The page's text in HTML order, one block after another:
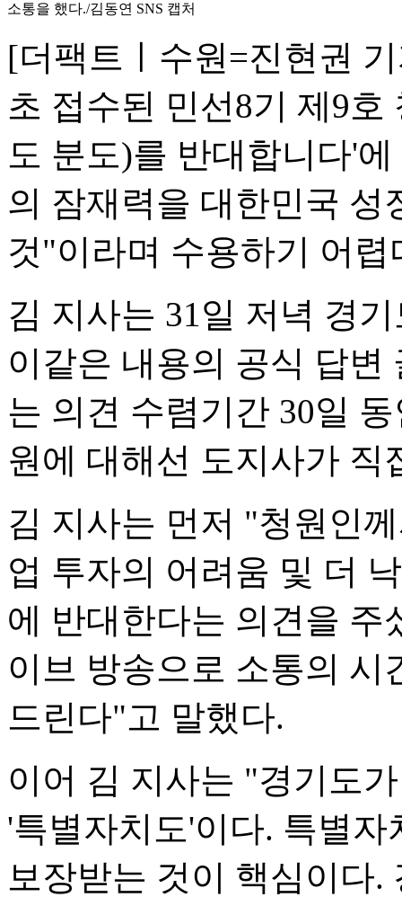
소통을 했다./김동연 SNS 캡처
[더팩트ㅣ수원=진현권
초 접수된 민선8기 제9
도 분도)를 반대합니다'
의 잠재력을 대한민국 성
것"이라며 수용하기 어
김 지사는 31일 저녁 경
이같은 내용의 공식 답변
는 의견 수렴기간 30일
원에 대해선 도지사가 직
김 지사는 먼저 "청원인
업 투자의 어려움 및 더
에 반대한다는 의견을 주
이브 방송으로 소통의 시
드린다"고 말했다.
이어 김 지사는 "경기도
'특별자치도'이다. 특별자
보장받는 것이 핵심이다